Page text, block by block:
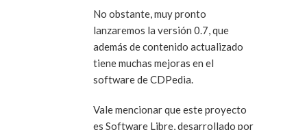
No obstante, muy pronto
lanzaremos la versión 0.7, que
además de contenido actualizado
tiene muchas mejoras en el
software de CDPedia.
Vale mencionar que este proyecto
es Software Libre, desarrollado por